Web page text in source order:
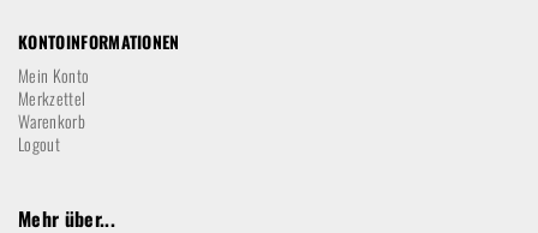
KONTOINFORMATIONEN
Mein Konto
Merkzettel
Warenkorb
Logout
Mehr über...